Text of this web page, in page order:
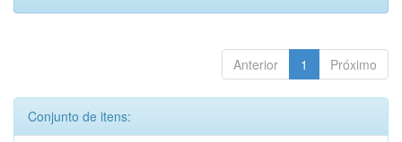
Anterior 1 Próximo
Conjunto de itens: